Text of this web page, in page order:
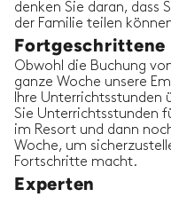
denken Sie daran, dass
der Familie teilen
Fortgeschrittene
Obwohl die Buchung
ganze Woche unsere
Ihre Unterrichtsstunden
Sie Unterrichtsstunden
im Resort und dann
Woche, um
Fortschritte macht.
Experten